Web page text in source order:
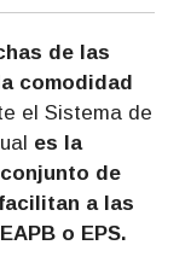
de las
comodidad
el Sistema de
es la
de
a las
o EPS.